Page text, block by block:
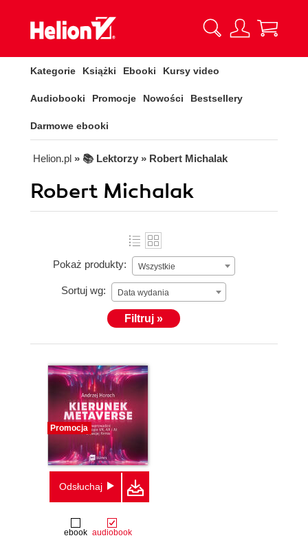
Kategorie Książki Ebooki Kursy video
Audiobooki Promocje Nowości Bestsellery
Darmowe ebooki
Helion.pl » 📚 Lektorzy » Robert Michalak
Robert Michalak
Pokaż produkty: Wszystkie
Sortuj wg: Data wydania
Filtruj »
Promocja
Odsłuchaj
ebook audiobook